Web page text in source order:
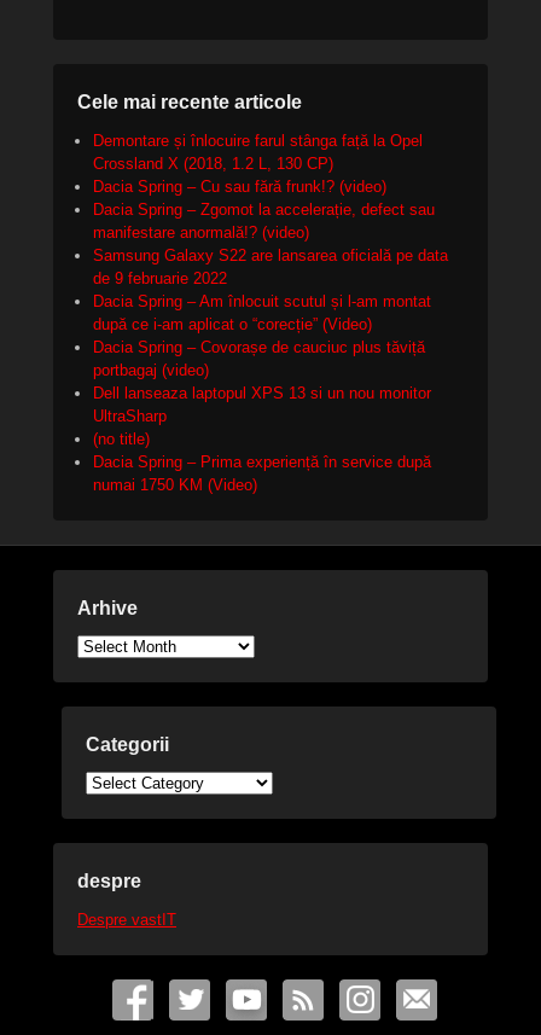
Cele mai recente articole
Demontare și înlocuire farul stânga față la Opel
Crossland X (2018, 1.2 L, 130 CP)
Dacia Spring – Cu sau fără frunk!? (video)
Dacia Spring – Zgomot la accelerație, defect sau
manifestare anormală!? (video)
Samsung Galaxy S22 are lansarea oficială pe data
de 9 februarie 2022
Dacia Spring – Am înlocuit scutul și l-am montat
după ce i-am aplicat o “corecție” (Video)
Dacia Spring – Covorașe de cauciuc plus tăviță
portbagaj (video)
Dell lanseaza laptopul XPS 13 si un nou monitor
UltraSharp
(no title)
Dacia Spring – Prima experiență în service după
numai 1750 KM (Video)
Arhive
Arhive
Categorii
Categorii
despre
Despre vastIT